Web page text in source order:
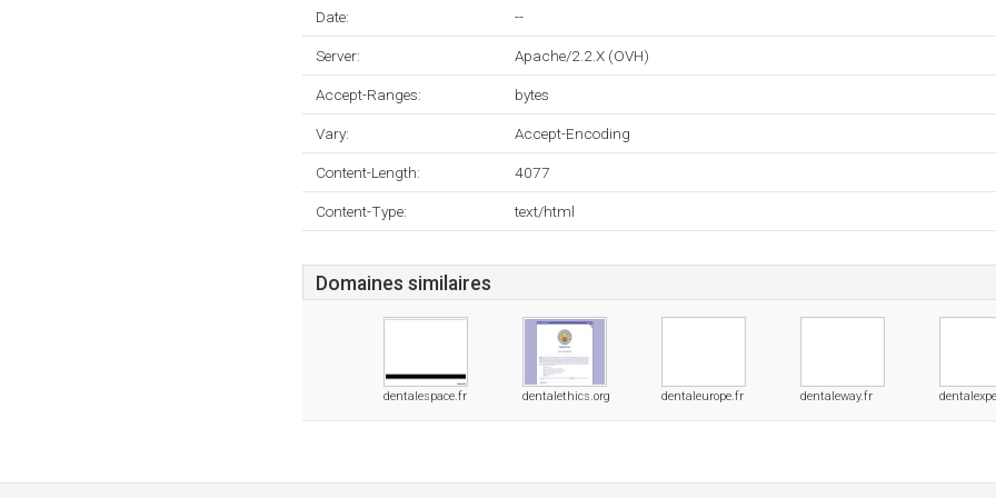
Date: --
Server: Apache/2.2.X (OVH)
Accept-Ranges: bytes
Vary: Accept-Encoding
Content-Length: 4077
Content-Type: text/html
Domaines similaires
dentalespace.fr dentalethics.org dentaleurope.fr dentaleway.fr